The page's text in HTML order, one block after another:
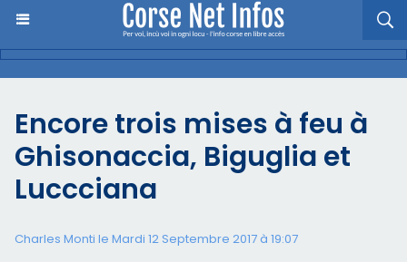
Encore trois mises à feu à
Ghisonaccia, Biguglia et
Luccciana
Charles Monti le Mardi 12 Septembre 2017 à 19:07